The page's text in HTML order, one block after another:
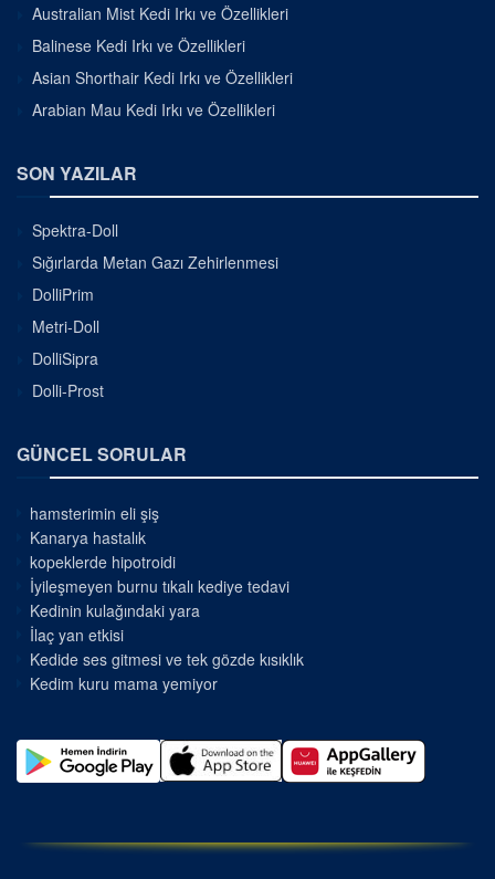
Australian Mist Kedi Irkı ve Özellikleri
Balinese Kedi Irkı ve Özellikleri
Asian Shorthair Kedi Irkı ve Özellikleri
Arabian Mau Kedi Irkı ve Özellikleri
SON YAZILAR
Spektra-Doll
Sığırlarda Metan Gazı Zehirlenmesi
DolliPrim
Metri-Doll
DolliSipra
Dolli-Prost
GÜNCEL SORULAR
hamsterimin eli şiş
Kanarya hastalık
kopeklerde hipotroidi
İyileşmeyen burnu tıkalı kediye tedavi
Kedinin kulağındaki yara
İlaç yan etkisi
Kedide ses gitmesi ve tek gözde kısıklık
Kedim kuru mama yemiyor